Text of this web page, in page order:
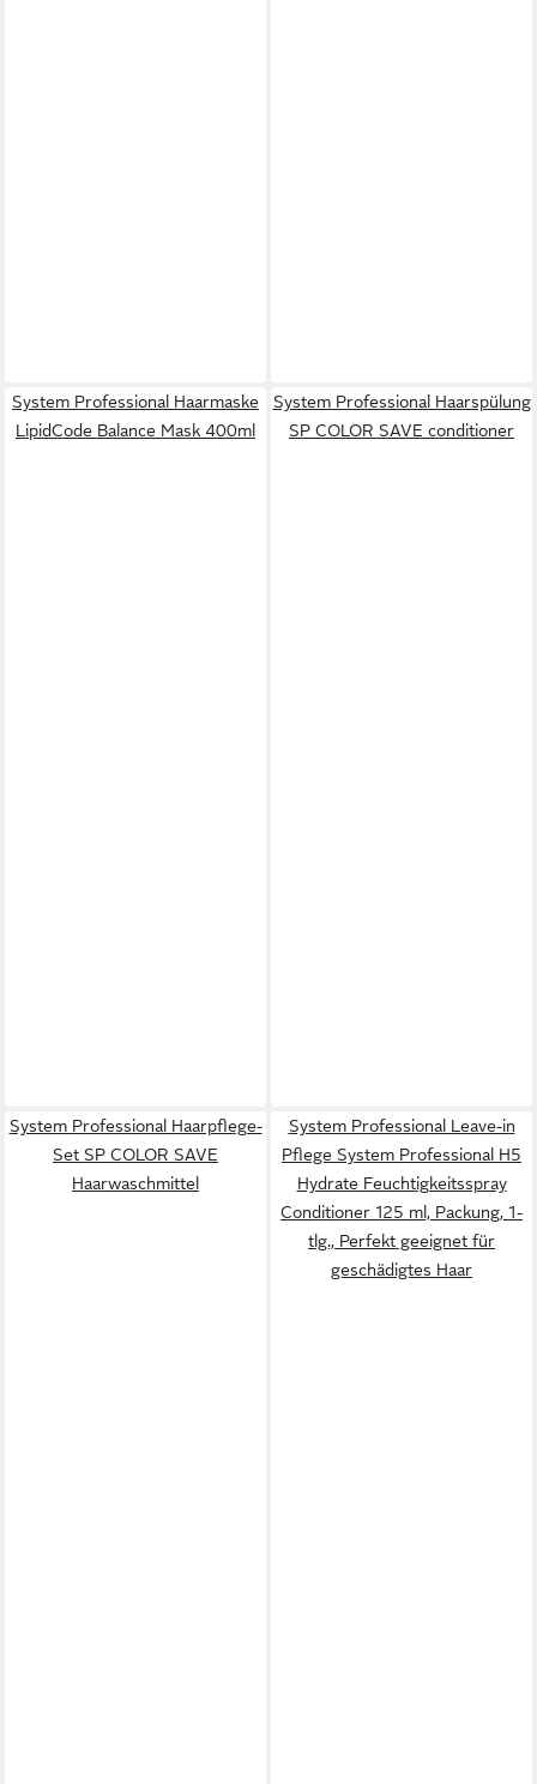
System Professional Haarmaske
LipidCode Balance Mask 400ml
System Professional Haarspülung
SP COLOR SAVE conditioner
System Professional Haarpflege-
Set SP COLOR SAVE
Haarwaschmittel
System Professional Leave-in
Pflege System Professional H5
Hydrate Feuchtigkeitsspray
Conditioner 125 ml, Packung, 1-
tlg., Perfekt geeignet für
geschädigtes Haar